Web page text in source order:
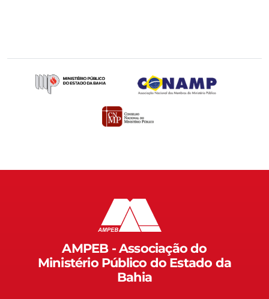
AMPEB - Associação do
Ministério Público do Estado da
Bahia